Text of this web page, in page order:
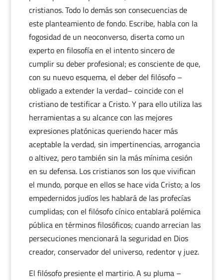
cristianos. Todo lo demás son consecuencias de
este planteamiento de fondo. Escribe, habla con la
fogosidad de un neoconverso, diserta como un
experto en filosofía en el intento sincero de
cumplir su deber profesional; es consciente de que,
con su nuevo esquema, el deber del filósofo –
obligado a extender la verdad– coincide con el
cristiano de testificar a Cristo. Y para ello utiliza las
herramientas a su alcance con las mejores
expresiones platónicas queriendo hacer más
aceptable la verdad, sin impertinencias, arrogancia
o altivez, pero también sin la más mínima cesión
en su defensa. Los cristianos son los que vivifican
el mundo, porque en ellos se hace vida Cristo; a los
empedernidos judíos les hablará de las profecías
cumplidas; con el filósofo cínico entablará polémica
pública en términos filosóficos; cuando arrecian las
persecuciones mencionará la seguridad en Dios
creador, conservador del universo, redentor y juez.
El filósofo presiente el martirio. A su pluma –